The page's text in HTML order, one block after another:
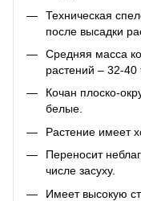
Техническая
после высадки
Средняя масса
растений – 32-40
Кочан плоско-
белые.
Растение имеет
Переносит
числе засуху.
Имеет высокую